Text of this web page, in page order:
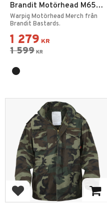
Brandit Motörhead M65
Jacka
Warpig Motörhead Merch från
Brandit Bastards.
1 279 KR
1 599 KR
Lägg till i favoriter